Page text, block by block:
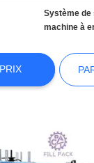
Système
machine à